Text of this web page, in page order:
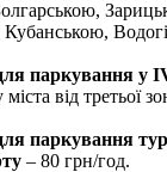
Кубанською,
паркування у
від третьої
паркування
– 80 грн/год.